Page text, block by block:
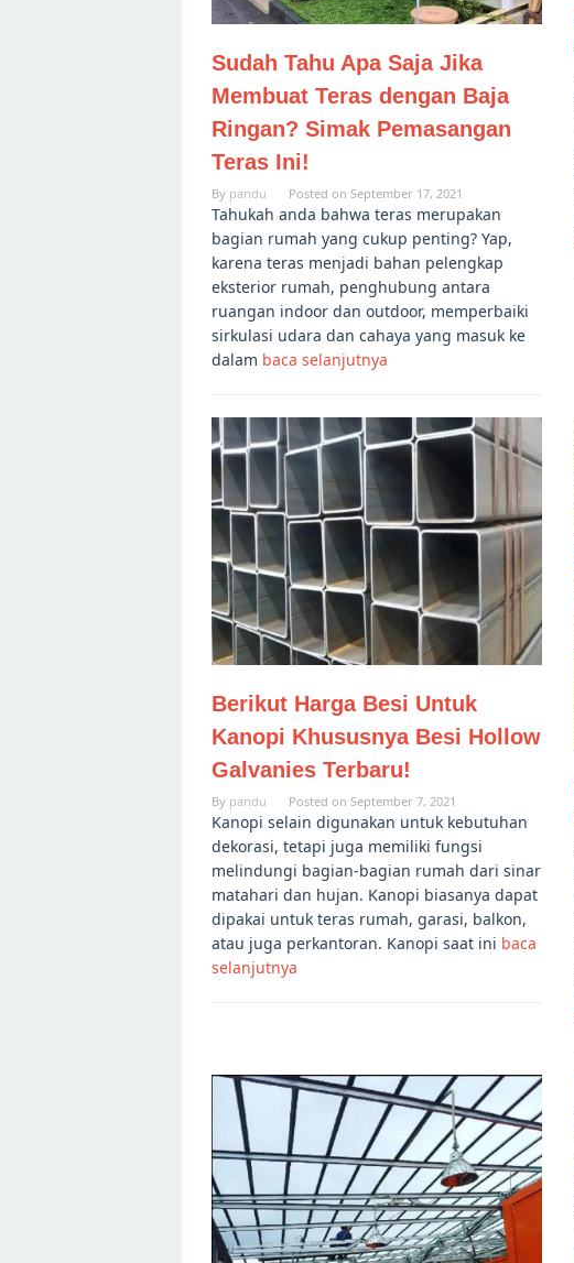
Sudah Tahu Apa Saja Jika
Membuat Teras dengan Baja
Ringan? Simak Pemasangan
Teras Ini!
By pandu Posted on September 17, 2021
Tahukah anda bahwa teras merupakan
bagian rumah yang cukup penting? Yap,
karena teras menjadi bahan pelengkap
eksterior rumah, penghubung antara
ruangan indoor dan outdoor, memperbaiki
sirkulasi udara dan cahaya yang masuk ke
dalam baca selanjutnya
Berikut Harga Besi Untuk
Kanopi Khususnya Besi Hollow
Galvanies Terbaru!
By pandu Posted on September 7, 2021
Kanopi selain digunakan untuk kebutuhan
dekorasi, tetapi juga memiliki fungsi
melindungi bagian-bagian rumah dari sinar
matahari dan hujan. Kanopi biasanya dapat
dipakai untuk teras rumah, garasi, balkon,
atau juga perkantoran. Kanopi saat ini baca
selanjutnya